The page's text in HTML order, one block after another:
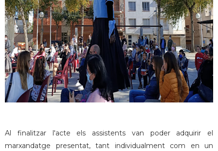
Al finalitzar l'acte els assistents van poder adquirir el
marxandatge presentat, tant individualment com en un